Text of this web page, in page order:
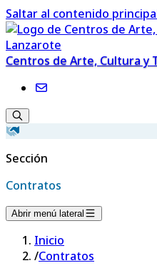
Saltar al contenido
Centros de Arte, Cultura y
Sección
Contratos
Abrir menú lateral
Inicio
/Contratos